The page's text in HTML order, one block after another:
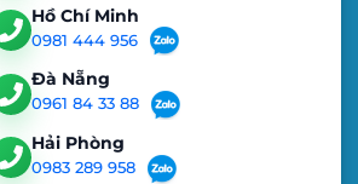
Hồ Chí Minh
0981 444 956
Đà Nẵng
0961 84 33 88
Hải Phòng
0983 289 958